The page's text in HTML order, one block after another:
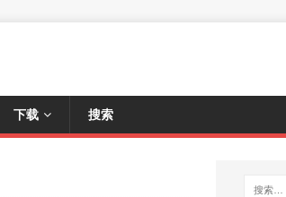
下载 搜索